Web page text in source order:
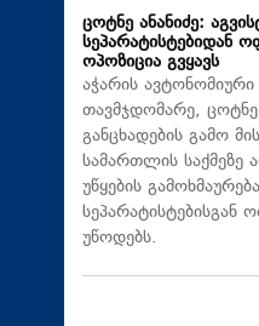
ცოტნე ანანიძე:
სეპარატისტებიდან
ოპოზიცია გვყავს
აჭარის
თავმჯდომარე, ცოტნე
განცხადების გამო
სამართლის საქმეზე
უწყების
უწოდებს.